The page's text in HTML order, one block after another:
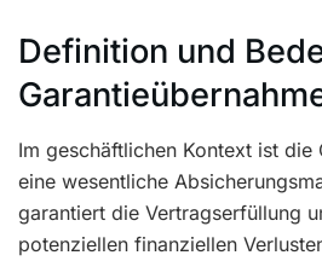
Definition und
Im geschäftlichen Kontext ist die
eine wesentliche
garantiert die Vertragserfüllung
potenziellen finanziellen